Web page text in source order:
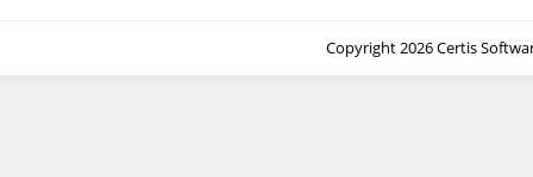
Copyright 2026 Certis